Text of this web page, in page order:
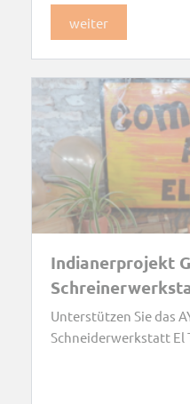
weiter
Indianerprojekt
Unterstützen Sie das
Schneiderwerkstatt El